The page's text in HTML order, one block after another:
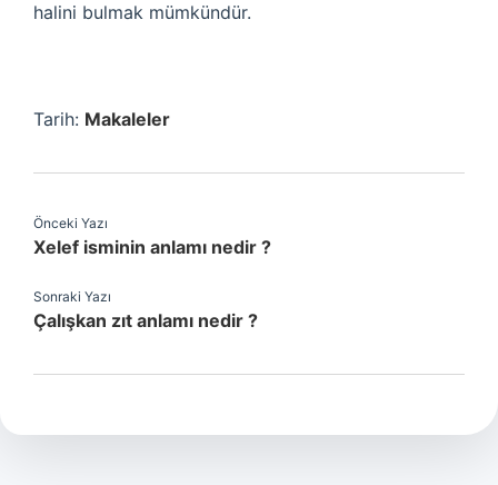
halini bulmak mümkündür.
Tarih: Makaleler
Önceki Yazı
Xelef isminin anlamı nedir ?
Sonraki Yazı
Çalışkan zıt anlamı nedir ?